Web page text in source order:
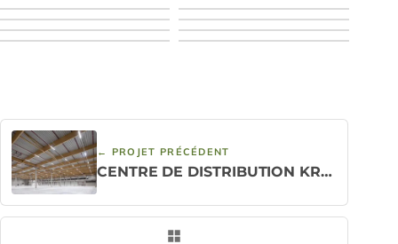
← PROJET PRÉCÉDENT
CENTRE DE DISTRIBUTION KROSTITZ